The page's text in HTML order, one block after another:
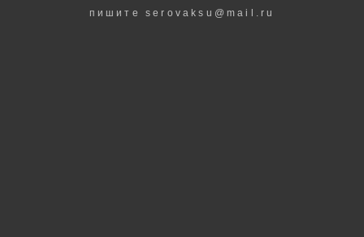
пишите serovaksu@mail.ru